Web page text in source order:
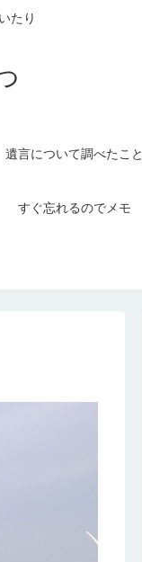
たり
遺言について調べたこと
すぐ忘れるのでメモ